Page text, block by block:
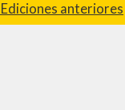
Ediciones anteriores